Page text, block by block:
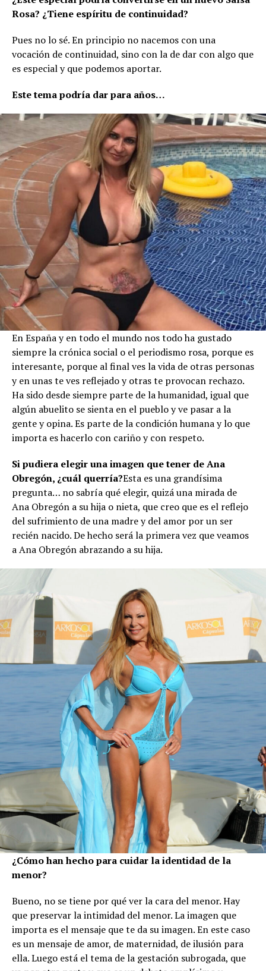
Rosa? ¿Tiene espíritu de continuidad?
Pues no lo sé. En principio no nacemos con una
vocación de continuidad, sino con la de dar con algo que
es especial y que podemos aportar.
Este tema podría dar para años…
En España y en todo el mundo nos todo ha gustado
siempre la crónica social o el periodismo rosa, porque es
interesante, porque al final ves la vida de otras personas
y en unas te ves reflejado y otras te provocan rechazo.
Ha sido desde siempre parte de la humanidad, igual que
algún abuelito se sienta en el pueblo y ve pasar a la
gente y opina. Es parte de la condición humana y lo que
importa es hacerlo con cariño y con respeto.
Si pudiera elegir una imagen que tener de Ana
Obregón, ¿cuál querría?Esta es una grandísima
pregunta… no sabría qué elegir, quizá una mirada de
Ana Obregón a su hija o nieta, que creo que es el reflejo
del sufrimiento de una madre y del amor por un ser
recién nacido. De hecho será la primera vez que veamos
a Ana Obregón abrazando a su hija.
¿Cómo han hecho para cuidar la identidad de la
menor?
Bueno, no se tiene por qué ver la cara del menor. Hay
que preservar la intimidad del menor. La imagen que
importa es el mensaje que te da su imagen. En este caso
es un mensaje de amor, de maternidad, de ilusión para
ella. Luego está el tema de la gestación subrogada, que